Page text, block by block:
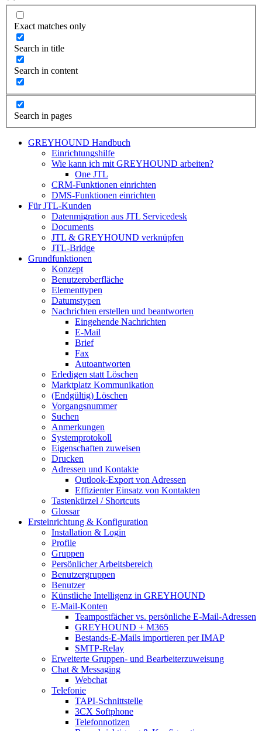
Exact matches only
Search in title
Search in content
Search in pages
GREYHOUND Handbuch
Einrichtungshilfe
Wie kann ich mit GREYHOUND arbeiten?
One JTL
CRM-Funktionen einrichten
DMS-Funktionen einrichten
Für JTL-Kunden
Datenmigration aus JTL Servicedesk
Documents
JTL & GREYHOUND verknüpfen
JTL-Bridge
Grundfunktionen
Konzept
Benutzeroberfläche
Elementtypen
Datumstypen
Nachrichten erstellen und beantworten
Eingehende Nachrichten
E-Mail
Brief
Fax
Autoantworten
Erledigen statt Löschen
Marktplatz Kommunikation
(Endgültig) Löschen
Vorgangsnummer
Suchen
Anmerkungen
Systemprotokoll
Eigenschaften zuweisen
Drucken
Adressen und Kontakte
Outlook-Export von Adressen
Effizienter Einsatz von Kontakten
Tastenkürzel / Shortcuts
Glossar
Ersteinrichtung & Konfiguration
Installation & Login
Profile
Gruppen
Persönlicher Arbeitsbereich
Benutzergruppen
Benutzer
Künstliche Intelligenz in GREYHOUND
E-Mail-Konten
Teampostfächer vs. persönliche E-Mail-Adressen
GREYHOUND + M365
Bestands-E-Mails importieren per IMAP
SMTP-Relay
Erweiterte Gruppen- und Bearbeiterzuweisung
Chat & Messaging
Webchat
Telefonie
TAPI-Schnittstelle
3CX Softphone
Telefonnotizen